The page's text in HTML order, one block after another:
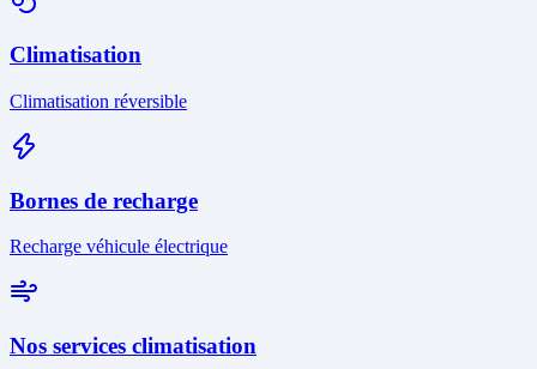
Climatisation
Climatisation réversible
Bornes de recharge
Recharge véhicule électrique
Nos services climatisation